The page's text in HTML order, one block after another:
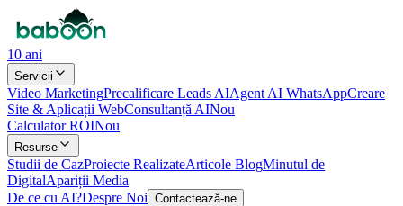
10 ani
Servicii
Video MarketingPrecalificare Leads AIAgent AI WhatsAppCreare
Site & Aplicații WebConsultanță AINou
Calculator ROINou
Resurse
Studii de CazProiecte RealizateArticole BlogMinutul de
DigitalApariții Media
De ce cu AI?Despre Noi Contactează-ne